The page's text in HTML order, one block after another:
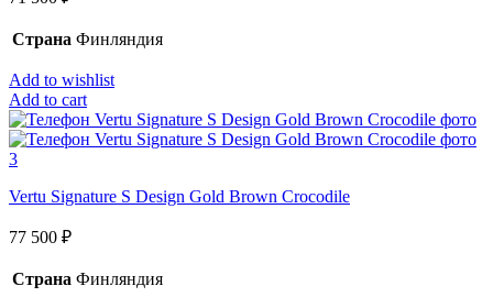
Страна Финляндия
Add to wishlist
Add to cart
Vertu Signature S Design Gold Brown Crocodile
77 500 ₽
Страна Финляндия